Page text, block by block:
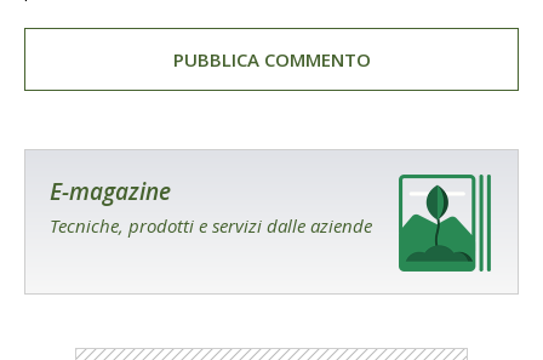
E-magazine
Tecniche, prodotti e servizi dalle aziende